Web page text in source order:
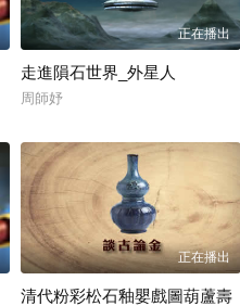
正在播出
走進隕石世界_外星人
周師妤
正在播出
清代粉彩松石釉嬰戲圖葫蘆壽